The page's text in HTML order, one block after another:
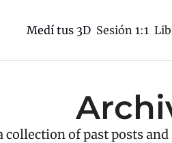
Medí tus 3D Sesión 1:1
collection of past posts